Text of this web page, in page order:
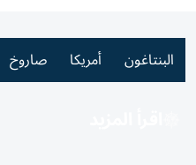
البنتاغون أمريكا صاروخ